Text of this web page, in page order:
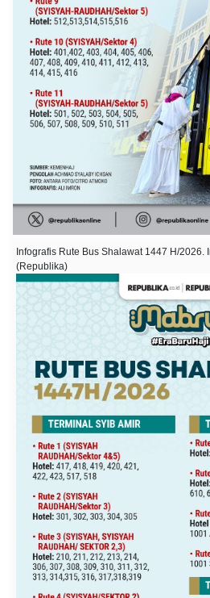
Infografis Rute Bus Shalawat 1447 H/2026.
(Republika)